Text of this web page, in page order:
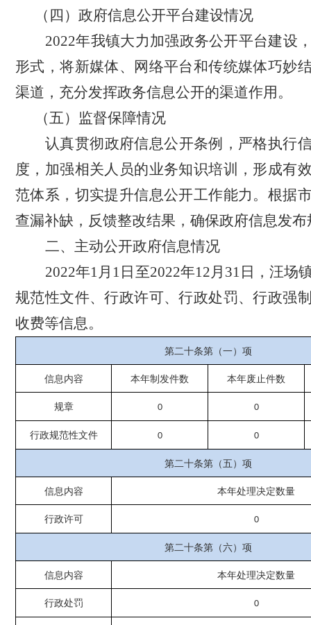
（四） 政府信息公开平台建设情况
2022年我镇大力加强政务公开平台建设
形式，将新媒体、网络平台和传统媒体巧妙
渠道，充分发挥政务信息公开的渠道作用。
（五） 监督保障情况
认真贯彻政府信息公开条例，严格执行
度，加强相关人员的业务知识培训，形成有
范体系，切实提升信息公开工作能力。根据
查漏补缺，反馈整改结果，确保政府信息发
二、 主动公开政府信息情况
2022年1月 1 日至2022年12月 31 日，汪场
规范性文件、行政许可、行政处罚、行政强
收费等信息。
第二十条第（一）项
信息内容 本年制发件数 本年废止件数
规章 0 0
行政规范性文件 0 0
第二十条第（五）项
信息内容 本年处理决定数量
行政许可 0
第二十条第（六）项
信息内容 本年处理决定数量
行政处罚 0